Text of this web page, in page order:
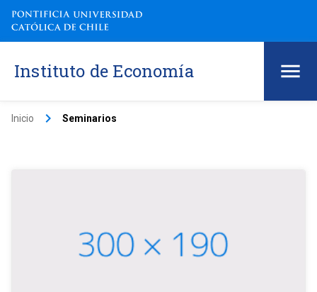
Instituto de Economía
Inicio keyboard_arrow_right Seminarios